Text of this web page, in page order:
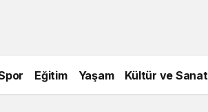
Eğitim Yaşam Kültür ve Sanat